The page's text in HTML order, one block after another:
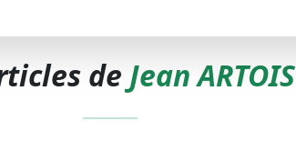
de Jean ARTOIS